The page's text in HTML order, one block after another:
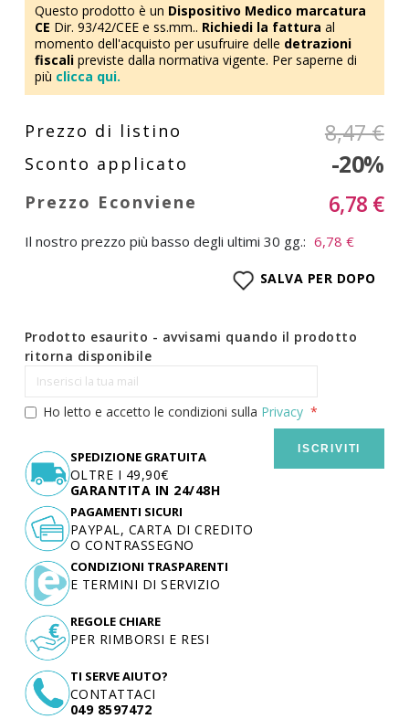
Questo prodotto è un Dispositivo Medico marcatura
CE Dir. 93/42/CEE e ss.mm.. Richiedi la fattura al
momento dell'acquisto per usufruire delle detrazioni
fiscalipreviste dalla normativa vigente. Per saperne di
più clicca qui.
8,47 €
-20%
6,78 €
Il nostro prezzo più basso degli ultimi 30 gg.: 6,78 €
SALVA PER DOPO
Prodotto esaurito - avvisami quando il prodotto
ritorna disponibile
Ho letto e accetto le condizioni sulla Privacy
ISCRIVITI
SPEDIZIONE GRATUITA
OLTRE I 49,90€
GARANTITA IN 24/48H
TI SERVE AIUTO?
CONTATTACI
049 8597472
PAGAMENTI SICURI
PAYPAL, CARTA DI CREDITO
O CONTRASSEGNO
CONDIZIONI TRASPARENTI
E TERMINI DI SERVIZIO
REGOLE CHIARE
PER RIMBORSI E RESI